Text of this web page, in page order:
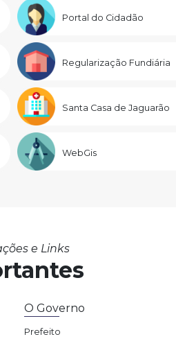
Portal do Cidadão
Regularização Fundiária
Santa Casa de Jaguarão
WebGis
e Links
O Governo
Prefeito